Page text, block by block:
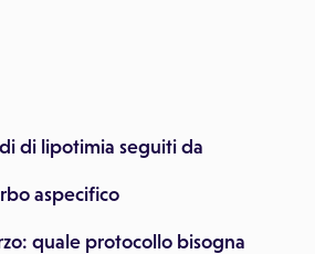
di lipotimia seguiti da
aspecifico
quale protocollo bisogna